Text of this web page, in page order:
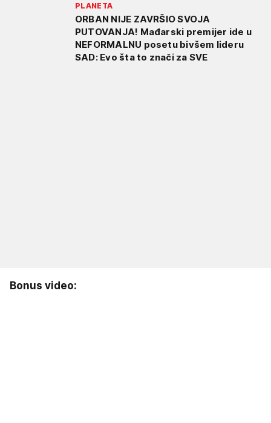
PLANETA
ORBAN NIJE ZAVRŠIO SVOJA
PUTOVANJA! Mađarski premijer ide u
NEFORMALNU posetu bivšem lideru
SAD: Evo šta to znači za SVE
Bonus video: